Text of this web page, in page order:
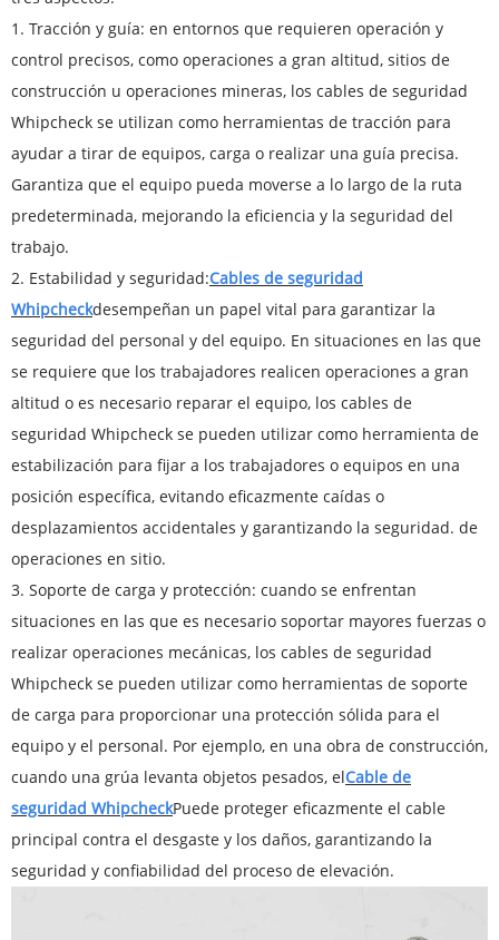
1. Tracción y guía: en entornos que requieren operación y
control precisos, como operaciones a gran altitud, sitios de
construcción u operaciones mineras, los cables de seguridad
Whipcheck se utilizan como herramientas de tracción para
ayudar a tirar de equipos, carga o realizar una guía precisa.
Garantiza que el equipo pueda moverse a lo largo de la ruta
predeterminada, mejorando la eficiencia y la seguridad del
trabajo.
2. Estabilidad y seguridad:Cables de seguridad
Whipcheckdesempeñan un papel vital para garantizar la
seguridad del personal y del equipo. En situaciones en las que
se requiere que los trabajadores realicen operaciones a gran
altitud o es necesario reparar el equipo, los cables de
seguridad Whipcheck se pueden utilizar como herramienta de
estabilización para fijar a los trabajadores o equipos en una
posición específica, evitando eficazmente caídas o
desplazamientos accidentales y garantizando la seguridad. de
operaciones en sitio.
3. Soporte de carga y protección: cuando se enfrentan
situaciones en las que es necesario soportar mayores fuerzas o
realizar operaciones mecánicas, los cables de seguridad
Whipcheck se pueden utilizar como herramientas de soporte
de carga para proporcionar una protección sólida para el
equipo y el personal. Por ejemplo, en una obra de construcción,
cuando una grúa levanta objetos pesados, elCable de
seguridad WhipcheckPuede proteger eficazmente el cable
principal contra el desgaste y los daños, garantizando la
seguridad y confiabilidad del proceso de elevación.